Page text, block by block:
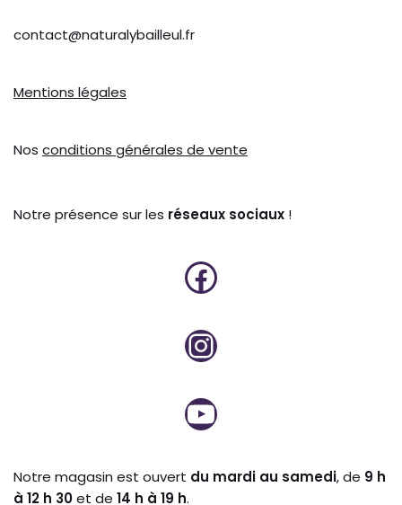
contact@naturalybailleul.fr
Mentions légales
Nos conditions générales de vente
Notre présence sur les réseaux sociaux !
Notre magasin est ouvert du mardi au samedi, de 9 h
à 12 h 30et de 14 h à 19 h.